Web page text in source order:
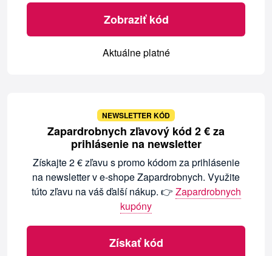
Zobraziť kód
Aktuálne platné
NEWSLETTER KÓD
Zapardrobnych zľavový kód 2 € za
prihlásenie na newsletter
Získajte 2 € zľavu s promo kódom za prihlásenie
na newsletter v e-shope Zapardrobnych. Využite
túto zľavu na váš ďalší nákup. 👉 Zapardrobnych
kupóny
Získať kód